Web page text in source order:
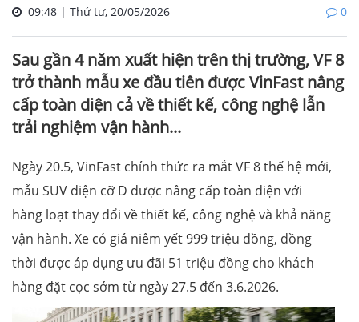
09:48 | Thứ tư, 20/05/2026 0
Sau gần 4 năm xuất hiện trên thị trường, VF 8
trở thành mẫu xe đầu tiên được VinFast nâng
cấp toàn diện cả về thiết kế, công nghệ lẫn
trải nghiệm vận hành...
Ngày 20.5, VinFast chính thức ra mắt VF 8 thế hệ mới,
mẫu SUV điện cỡ D được nâng cấp toàn diện với
hàng loạt thay đổi về thiết kế, công nghệ và khả năng
vận hành. Xe có giá niêm yết 999 triệu đồng, đồng
thời được áp dụng ưu đãi 51 triệu đồng cho khách
hàng đặt cọc sớm từ ngày 27.5 đến 3.6.2026.